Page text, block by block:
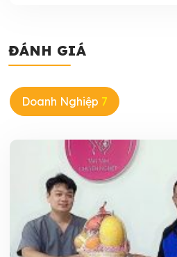
ĐÁNH GIÁ
Doanh Nghiệp 7